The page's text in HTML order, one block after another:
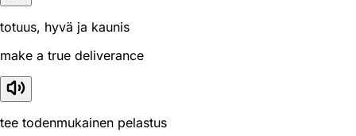
totuus, hyvä ja kaunis
make a true deliverance
tee todenmukainen pelastus